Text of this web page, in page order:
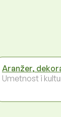
Aranžer,
Umetnost i